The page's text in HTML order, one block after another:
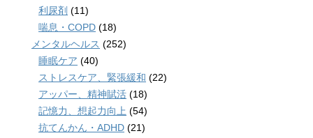
利尿剤 (11)
喘息・COPD (18)
メンタルヘルス (252)
睡眠ケア (40)
ストレスケア、緊張緩和 (22)
アッパー、精神賦活 (18)
記憶力、想起力向上 (54)
抗てんかん・ADHD (21)